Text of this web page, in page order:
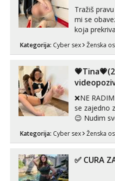
Tražiš
mi se
koja
vidio, čista
bolje da ni
vjeruj mi,
spremna za
Kategorija: Cyber sex Ženska
❌NE RADIM
se zajedno
😉 Nudim
poruku na
Kategorija: Cyber sex Ženska
✅ CURA